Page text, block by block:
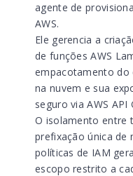
agente de
AWS.
Ele gerencia a
de funções AWS
empacotamento do
na nuvem e sua
seguro via AWS API
O isolamento entre
prefixação única de
políticas de IAM
escopo restrito a